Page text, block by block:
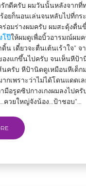
กดีครับ ผมวันนั้นหลังจากที่
ร้อยก็นอนเล่นจนหลับไปที่กร
อมร่างผมครับ ผมสะดุ้งตื่น
โป๊ให้ผมดูเพื่อบิ้วอารมณ์ผม
น เดี๋ยวจะตื่นเต้นเร้าใจ”
องแกขึ้นไปครับ จนเห็นหีป้
นครับ หีป้านิดดูเหมือนหีเด็ก
กเพราะว่าไม่ได้โดนแดดเล
มือรูดซิปกางเกงผมลงไปครั
ควยใหญ่จังน้อง…ป้าชอบ”…